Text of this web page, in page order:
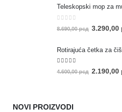
Teleskopski mop za
8.690,00рсд 3.290,00
Rotirajuća četka za
5.00out of 5
4.600,00рсд 2.190,00
NOVI PROIZVODI